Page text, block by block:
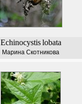
Echinocystis lobata
Марина Скотникова